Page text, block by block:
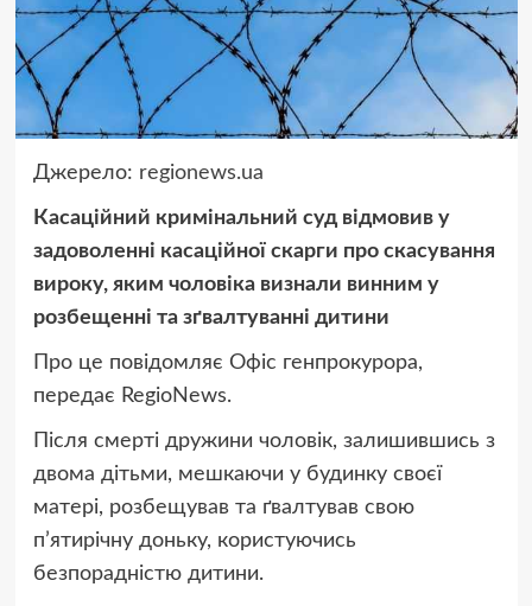
Джерело: regionews.ua
Касаційний кримінальний суд відмовив у
задоволенні касаційної скарги про скасування
вироку, яким чоловіка визнали винним у
розбещенні та зґвалтуванні дитини
Про це повідомляє Офіс генпрокурора,
передає RegioNews.
Після смерті дружини чоловік, залишившись з
двома дітьми, мешкаючи у будинку своєї
матері, розбещував та ґвалтував свою
п’ятирічну доньку, користуючись
безпорадністю дитини.